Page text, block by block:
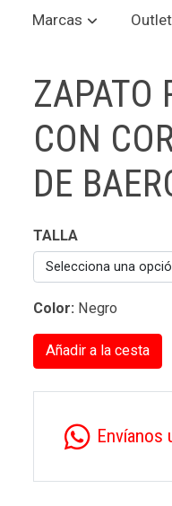
Marcas Outlet
ZAPATO
CON
DE
TALLA
Selecciona una
Color: Negro
Añadir a la cesta
Envíanos